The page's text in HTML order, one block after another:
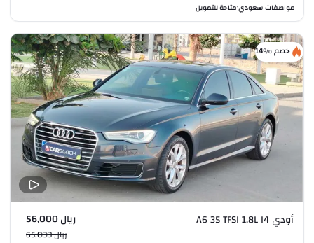
مواصفات سعودي•متاحة للتمويل
خصم %14
أودي A6 35 TFSI 1.8L I4 ريال 56,000
ريال 65,000